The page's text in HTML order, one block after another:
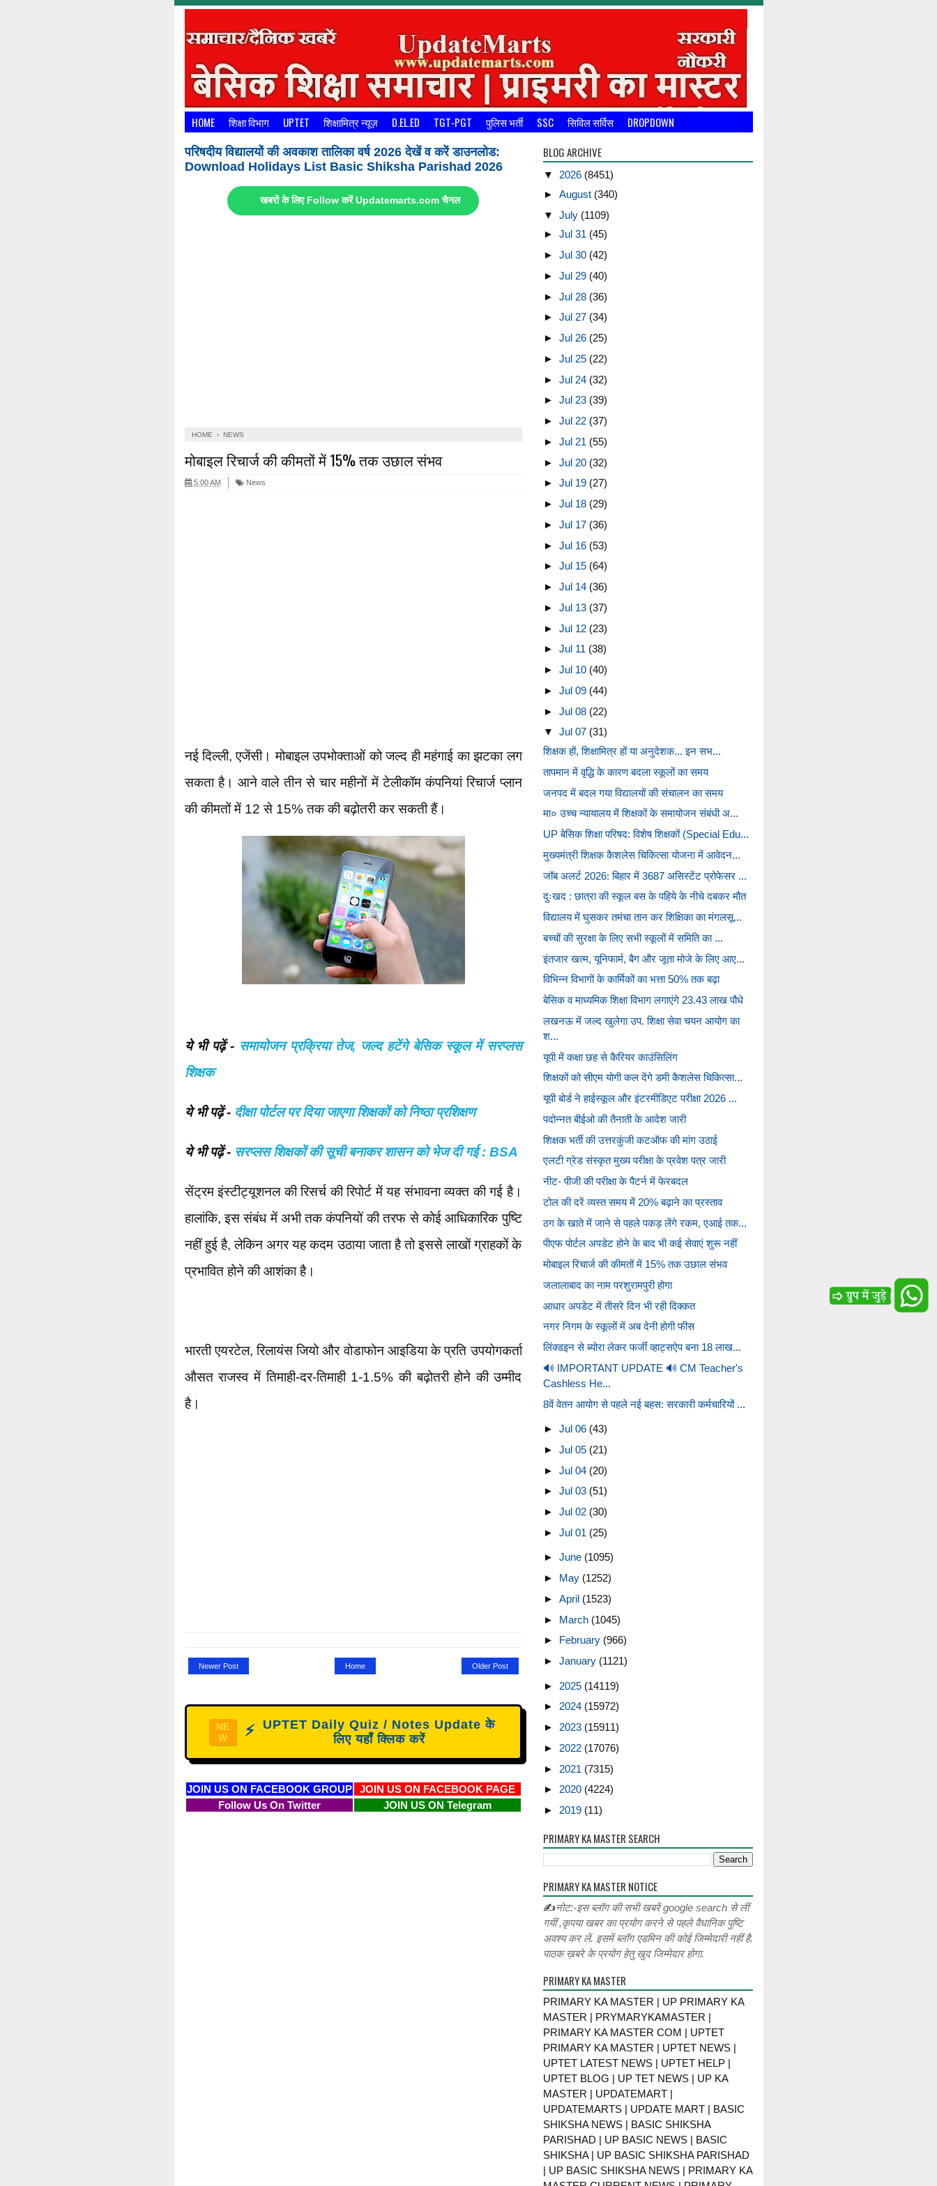
HOME शिक्षा विभाग UPTET शिक्षामित्र न्यूज़ D.EL.ED TGT-PGT पुलिस भर्ती SSC सिविल सर्विस DROPDOWN
परिषदीय विद्यालयों की अवकाश तालिका वर्ष 2026 देखें व करें डाउनलोड:
Download Holidays List Basic Shiksha Parishad 2026
खबरों के लिए Follow करें Updatemarts.com चैनल
HOME › NEWS
मोबाइल रिचार्ज की कीमतों में 15% तक उछाल संभव
5:00 AM News
नई दिल्ली, एजेंसी। मोबाइल उपभोक्ताओं को जल्द ही महंगाई का झटका लग
सकता है। आने वाले तीन से चार महीनों में टेलीकॉम कंपनियां रिचार्ज प्लान
की कीमतों में 12 से 15% तक की बढ़ोतरी कर सकती हैं।
ये भी पढ़ें - समायोजन प्रक्रिया तेज, जल्द हटेंगे बेसिक स्कूल में सरप्लस
शिक्षक
ये भी पढ़ें - दीक्षा पोर्टल पर दिया जाएगा शिक्षकों को निष्ठा प्रशिक्षण
ये भी पढ़ें - सरप्लस शिक्षकों की सूची बनाकर शासन को भेज दी गई : BSA
सेंट्रम इंस्टीट्यूशनल की रिसर्च की रिपोर्ट में यह संभावना व्यक्त की गई है।
हालांकि, इस संबंध में अभी तक कंपनियों की तरफ से कोई आधिकारिक पुष्टि
नहीं हुई है, लेकिन अगर यह कदम उठाया जाता है तो इससे लाखों ग्राहकों के
प्रभावित होने की आशंका है।
भारती एयरटेल, रिलायंस जियो और वोडाफोन आइडिया के प्रति उपयोगकर्ता
औसत राजस्व में तिमाही-दर-तिमाही 1-1.5% की बढ़ोतरी होने की उम्मीद
है।
Newer Post Older Post
Home
NE
W
⚡
UPTET Daily Quiz / Notes Update के
लिए यहाँ क्लिक करें
JOIN US ON FACEBOOK GROUP
JOIN US ON FACEBOOK PAGE
Follow Us On Twitter
JOIN US ON Telegram
BLOG ARCHIVE
▼ 2026 (8451)
► August (340)
▼ July (1109)
► Jul 31 (45)
► Jul 30 (42)
► Jul 29 (40)
► Jul 28 (36)
► Jul 27 (34)
► Jul 26 (25)
► Jul 25 (22)
► Jul 24 (32)
► Jul 23 (39)
► Jul 22 (37)
► Jul 21 (55)
► Jul 20 (32)
► Jul 19 (27)
► Jul 18 (29)
► Jul 17 (36)
► Jul 16 (53)
► Jul 15 (64)
► Jul 14 (36)
► Jul 13 (37)
► Jul 12 (23)
► Jul 11 (38)
► Jul 10 (40)
► Jul 09 (44)
► Jul 08 (22)
▼ Jul 07 (31)
शिक्षक हों, शिक्षामित्र हों या अनुदेशक... इन सभ...
तापमान में वृद्धि के कारण बदला स्कूलों का समय
जनपद में बदल गया विद्यालयों की संचालन का समय
मा० उच्च न्यायालय में शिक्षकों के समायोजन संबंधी अ...
UP बेसिक शिक्षा परिषद: विशेष शिक्षकों (Special Edu...
मुख्यमंत्री शिक्षक कैशलेस चिकित्सा योजना में आवेदन...
जॉब अलर्ट 2026: बिहार में 3687 असिस्टेंट प्रोफेसर ...
दुःखद : छात्रा की स्कूल बस के पहिये के नीचे दबकर मौत
विद्यालय में घुसकर तमंचा तान कर शिक्षिका का मंगलसू...
बच्चों की सुरक्षा के लिए सभी स्कूलों में समिति का ...
इंतजार खत्म, यूनिफार्म, बैग और जूता मोजे के लिए आए...
विभिन्न विभागों के कार्मिकों का भत्ता 50% तक बढ़ा
बेसिक व माध्यमिक शिक्षा विभाग लगाएंगे 23.43 लाख पौधे
लखनऊ में जल्द खुलेगा उप. शिक्षा सेवा चयन आयोग का
श...
यूपी में कक्षा छह से कैरियर काउंसिलिंग
शिक्षकों को सीएम योगी कल देंगे डमी कैशलेस चिकित्सा...
यूपी बोर्ड ने हाईस्कूल और इंटरमीडिएट परीक्षा 2026 ...
पदोन्नत बीईओ की तैनाती के आदेश जारी
शिक्षक भर्ती की उत्तरकुंजी कटऑफ की मांग उठाई
एलटी ग्रेड संस्कृत मुख्य परीक्षा के प्रवेश पत्र जारी
नीट- पीजी की परीक्षा के पैटर्न में फेरबदल
टोल की दरें व्यस्त समय में 20% बढ़ाने का प्रस्ताव
ठग के खाते में जाने से पहले पकड़ लेंगे रकम, एआई तक...
पीएफ पोर्टल अपडेट होने के बाद भी कई सेवाएं शुरू नहीं
मोबाइल रिचार्ज की कीमतों में 15% तक उछाल संभव
जलालाबाद का नाम परशुरामपुरी होगा
आधार अपडेट में तीसरे दिन भी रही दिक्कत
नगर निगम के स्कूलों में अब देनी होगी फीस
लिंक्डइन से ब्योरा लेकर फर्जी व्हाट्सऐप बना 18 लाख...
🔊 IMPORTANT UPDATE 🔊 CM Teacher's
Cashless He...
8वें वेतन आयोग से पहले नई बहस: सरकारी कर्मचारियों ...
► Jul 06 (43)
► Jul 05 (21)
► Jul 04 (20)
► Jul 03 (51)
► Jul 02 (30)
► Jul 01 (25)
► June (1095)
► May (1252)
► April (1523)
► March (1045)
► February (966)
► January (1121)
► 2025 (14119)
► 2024 (15972)
► 2023 (15911)
► 2022 (17076)
► 2021 (7315)
► 2020 (4224)
► 2019 (11)
PRIMARY KA MASTER SEARCH
PRIMARY KA MASTER NOTICE
✍नोट:-इस ब्लॉग की सभी खबरें google search से लीं
गयीं ,कृपया खबर का प्रयोग करने से पहले वैधानिक पुष्टि
अवश्य कर लें. इसमें ब्लॉग एडमिन की कोई जिम्मेदारी नहीं है.
पाठक ख़बरे के प्रयोग हेतु खुद जिम्मेदार होगा.
PRIMARY KA MASTER
PRIMARY KA MASTER | UP PRIMARY KA
MASTER | PRYMARYKAMASTER |
PRIMARY KA MASTER COM | UPTET
PRIMARY KA MASTER | UPTET NEWS |
UPTET LATEST NEWS | UPTET HELP |
UPTET BLOG | UP TET NEWS | UP KA
MASTER | UPDATEMART |
UPDATEMARTS | UPDATE MART | BASIC
SHIKSHA NEWS | BASIC SHIKSHA
PARISHAD | UP BASIC NEWS | BASIC
SHIKSHA | UP BASIC SHIKSHA PARISHAD
| UP BASIC SHIKSHA NEWS | PRIMARY KA